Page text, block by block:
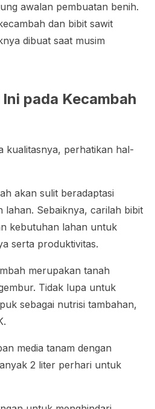
awalan pembuatan benih.
dan bibit sawit
dibuat saat musim
pada Kecambah
kualitasnya, perhatikan hal-
akan sulit beradaptasi
lahan. Sebaiknya, carilah bibit
kebutuhan lahan untuk
serta produktivitas.
merupakan tanah
Tidak lupa untuk
sebagai nutrisi tambahan,
media tanam dengan
2 liter perhari untuk